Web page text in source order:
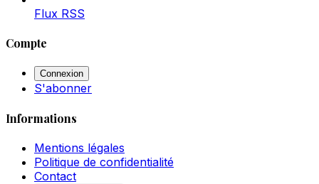
Flux RSS
Compte
Connexion
S'abonner
Informations
Mentions légales
Politique de confidentialité
Contact